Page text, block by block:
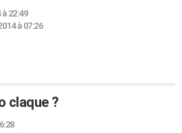
à 22:49
à 07:26
claque ?